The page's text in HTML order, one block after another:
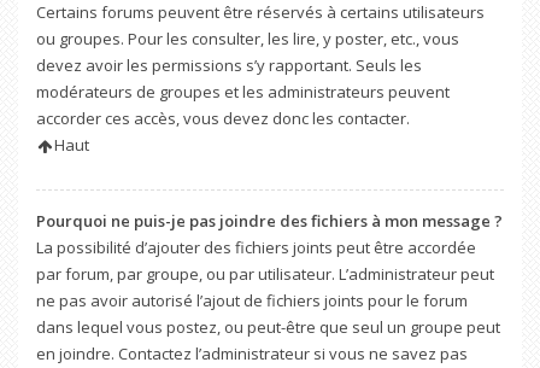
Certains forums peuvent être réservés à certains utilisateurs
ou groupes. Pour les consulter, les lire, y poster, etc., vous
devez avoir les permissions s’y rapportant. Seuls les
modérateurs de groupes et les administrateurs peuvent
accorder ces accès, vous devez donc les contacter.
Haut
Pourquoi ne puis-je pas joindre des fichiers à mon message ?
La possibilité d’ajouter des fichiers joints peut être accordée
par forum, par groupe, ou par utilisateur. L’administrateur peut
ne pas avoir autorisé l’ajout de fichiers joints pour le forum
dans lequel vous postez, ou peut-être que seul un groupe peut
en joindre. Contactez l’administrateur si vous ne savez pas